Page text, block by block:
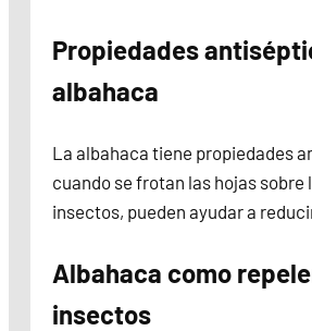
Propiedades
albahaca
La albahaca tiene propiedades
cuando se frotan las hojas sobre
insectos, pueden ayudar a
Albahaca como
insectos